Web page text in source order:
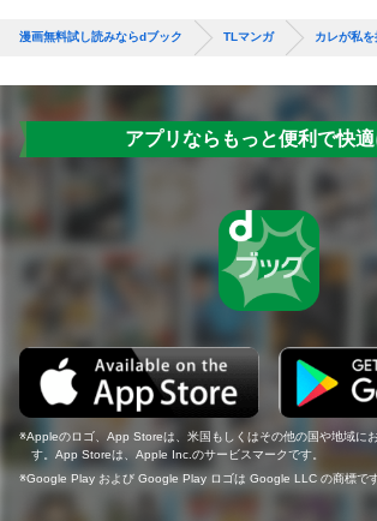
漫画無料試し読みならdブック TLマンガ カレが私
アプリならもっと便利で快適
Appleのロゴ、App Storeは、米国もしくはその他の国や地域に
す。App Storeは、Apple Inc.のサービスマークです。
Google Play および Google Play ロゴは Google LLC の商標です